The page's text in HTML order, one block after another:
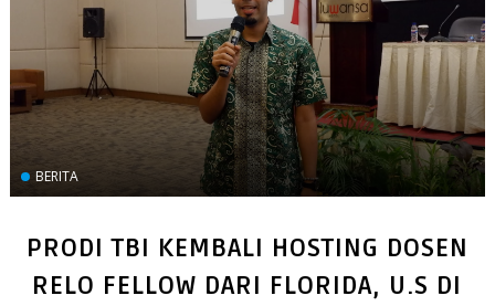
BERITA
PRODI TBI KEMBALI HOSTING DOSEN
RELO FELLOW DARI FLORIDA, U.S DI